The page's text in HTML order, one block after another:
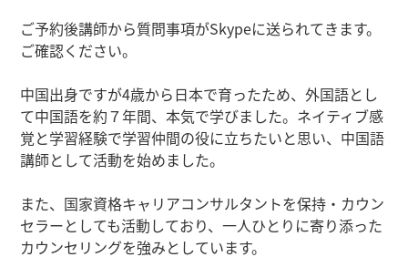
ご予約後講師から質問事項がSkypeに送られてきます。
ご確認ください。
中国出身ですが4歳から日本で育ったため、外国語とし
て中国語を約７年間、本気で学びました。ネイティブ感
覚と学習経験で学習仲間の役に立ちたいと思い、中国語
講師として活動を始めました。
また、国家資格キャリアコンサルタントを保持・カウン
セラーとしても活動しており、一人ひとりに寄り添った
カウンセリングを強みとしています。